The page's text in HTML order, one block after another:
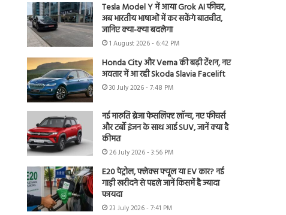
Tesla Model Y में आया Grok AI फीचर,
अब भारतीय भाषाओं में कर सकेंगे बातचीत,
जानिए क्या-क्या बदलेगा
1 August 2026 - 6:42 PM
Honda City और Verna की बढ़ी टेंशन, नए
अवतार में आ रही Skoda Slavia Facelift
30 July 2026 - 7:48 PM
नई मारुति ब्रेजा फेसलिफ्ट लॉन्च, नए फीचर्स
और टर्बो इंजन के साथ आई SUV, जानें क्या है
कीमत
26 July 2026 - 3:56 PM
E20 पेट्रोल, फ्लेक्स फ्यूल या EV कार? नई
गाड़ी खरीदने से पहले जानें किसमें है ज्यादा
फायदा
23 July 2026 - 7:41 PM